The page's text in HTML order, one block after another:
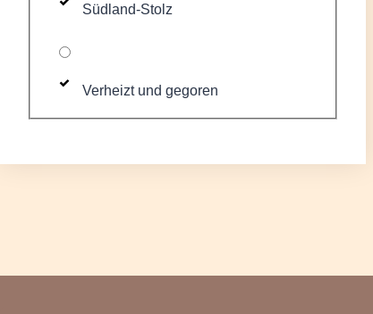
Südland-Stolz
Verheizt und gegoren